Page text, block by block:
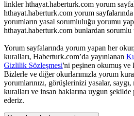
linkler hthayat.haberturk.com yorum
hthayat.haberturk.com yorum
yorumların yasal sorumluluğu yorumu
hthayat.haberturk.com bunlardan sorumlu
Yorum sayfalarında yorum yapan her
kuralları, Haberturk.com’da yayınlanan
Gizlilik Sözleşmesi'ni peşinen okumuş ve
Bizlerle ve diğer okurlarımızla yorum
yorumlarınızı, görüşlerinizi yasalar,
kuralları ve insan haklarına uygun şekilde
ederiz.